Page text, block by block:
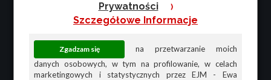
Prywatności
)
Szczegółowe Informacje
na przetwarzanie moich
danych osobowych, w tym na profilowanie, w celach
marketingowych i statystycznych przez EJM - Ewa